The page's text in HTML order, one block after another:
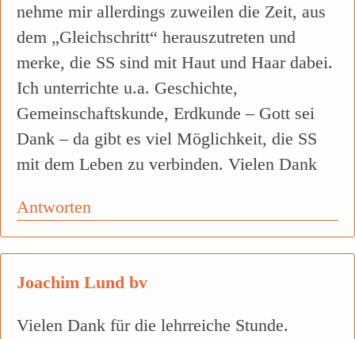
nehme mir allerdings zuweilen die Zeit, aus
dem „Gleichschritt“ herauszutreten und
merke, die SS sind mit Haut und Haar dabei.
Ich unterrichte u.a. Geschichte,
Gemeinschaftskunde, Erdkunde – Gott sei
Dank – da gibt es viel Möglichkeit, die SS
mit dem Leben zu verbinden. Vielen Dank
Antworten
Joachim Lund bv
Vielen Dank für die lehrreiche Stunde.